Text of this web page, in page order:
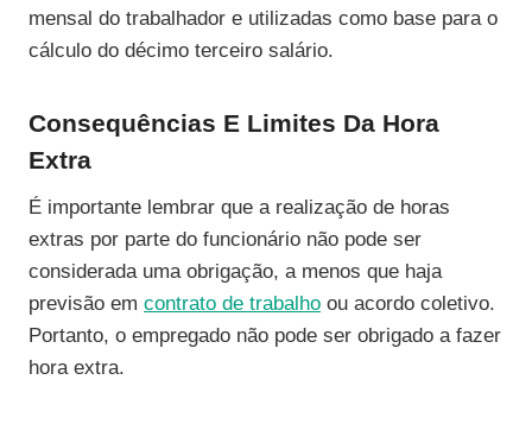
mensal do trabalhador e utilizadas como base para o
cálculo do décimo terceiro salário.
Consequências E Limites Da Hora
Extra
É importante lembrar que a realização de horas
extras por parte do funcionário não pode ser
considerada uma obrigação, a menos que haja
previsão em contrato de trabalho ou acordo coletivo.
Portanto, o empregado não pode ser obrigado a fazer
hora extra.